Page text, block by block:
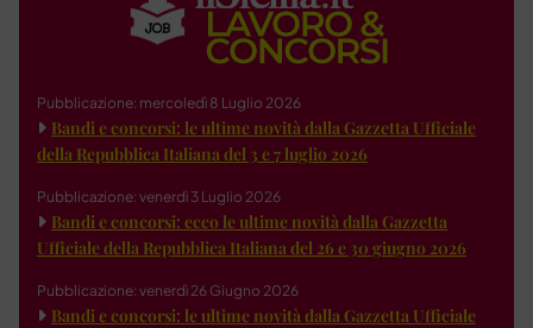
Pubblicazione: mercoledì 8 Luglio 2026
Bandi e concorsi: le ultime novità dalla Gazzetta Ufficiale
della Repubblica Italiana del 3 e 7 luglio 2026
Pubblicazione: venerdì 3 Luglio 2026
Bandi e concorsi: ecco le ultime novità dalla Gazzetta
Ufficiale della Repubblica Italiana del 26 e 30 giugno 2026
Pubblicazione: venerdì 26 Giugno 2026
Bandi e concorsi: le ultime novità dalla Gazzetta Ufficiale